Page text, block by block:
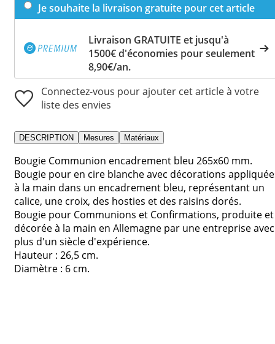
Je souhaite la livraison gratuite pour cet article
Livraison GRATUITE et jusqu'à
1500€ d'économies pour seulement
8,90€/an.
Connectez-vous pour ajouter cet article à votre
liste des envies
DESCRIPTION Mesures Matériaux
Bougie Communion encadrement bleu 265x60 mm.
Bougie pour en cire blanche avec décorations
à la main dans un encadrement bleu, représentant un
calice, une croix, des hosties et des raisins dorés.
Bougie pour Communions et Confirmations, produite et
décorée à la main en Allemagne par une entreprise avec
plus d'un siècle d'expérience.
Hauteur : 26,5 cm.
Diamètre : 6 cm.